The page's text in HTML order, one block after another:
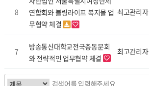
8
연합회와 블링라이프 복지몰 업
무협약 체결
최고관리자
7
방송통신대학교전국총동문회
와 전략적인 업무협약 체결
최고관리자